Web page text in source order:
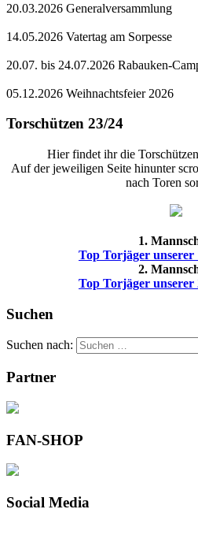
20.03.2026 Generalversammlung
14.05.2026 Vatertag am Sorpesse
20.07. bis 24.07.2026 Rabauken-
05.12.2026 Weihnachtsfeier 2026
Torschützen 23/24
Hier findet ihr die
Auf der jeweiligen Seite hinunter
nach Toren
1.
Top Torjäger unserer
2.
Top Torjäger unserer
Suchen
Suchen nach:
Partner
FAN-SHOP
Social Media